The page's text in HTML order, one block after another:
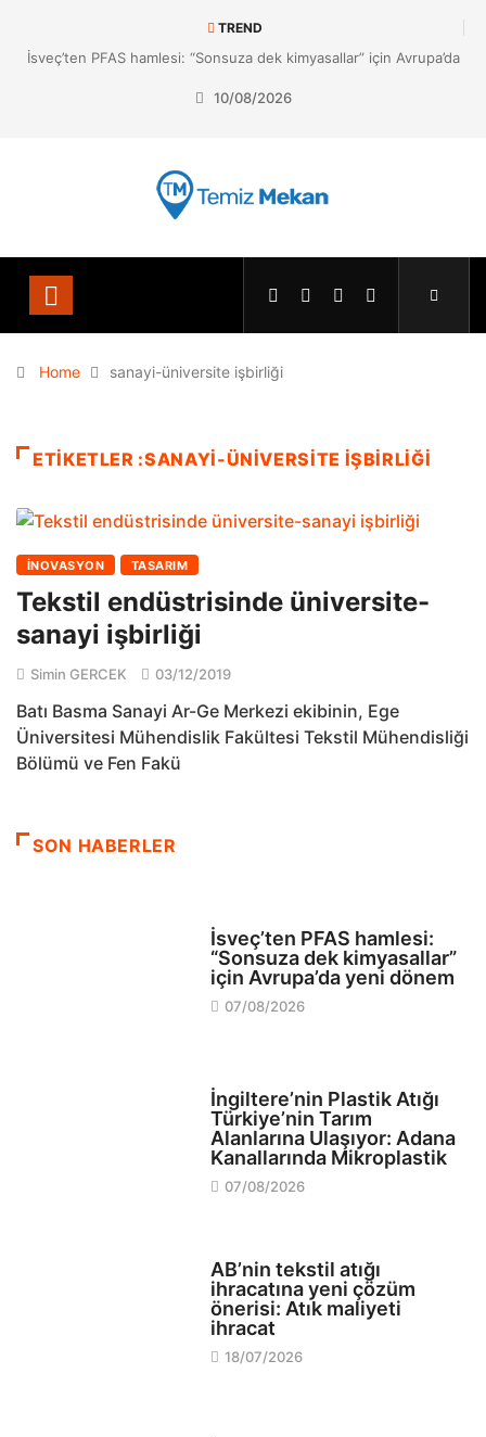
TREND
İsveç’ten PFAS hamlesi: “Sonsuza dek kimyasallar” için Avrupa’da
10/08/2026
Home sanayi-üniversite işbirliği
ETIKETLER :SANAYI-ÜNIVERSITE IŞBIRLIĞI
İNOVASYON TASARIM
Tekstil endüstrisinde üniversite-
sanayi işbirliği
Simin GERCEK 03/12/2019
Batı Basma Sanayi Ar-Ge Merkezi ekibinin, Ege
Üniversitesi Mühendislik Fakültesi Tekstil Mühendisliği
Bölümü ve Fen Fakü
SON HABERLER
İsveç’ten PFAS hamlesi:
“Sonsuza dek kimyasallar”
için Avrupa’da yeni dönem
07/08/2026
İngiltere’nin Plastik Atığı
Türkiye’nin Tarım
Alanlarına Ulaşıyor: Adana
Kanallarında Mikroplastik
07/08/2026
AB’nin tekstil atığı
ihracatına yeni çözüm
önerisi: Atık maliyeti
ihracat
18/07/2026